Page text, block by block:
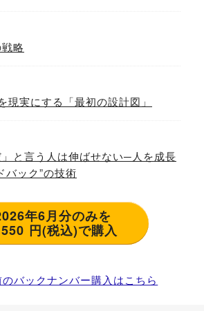
略
現実にする「最初の設計図」
」と言う人は伸ばせない─人を成長
バック”の技術
年6月分のみを
￥550 円(税込)で購入
バックナンバー購入はこちら